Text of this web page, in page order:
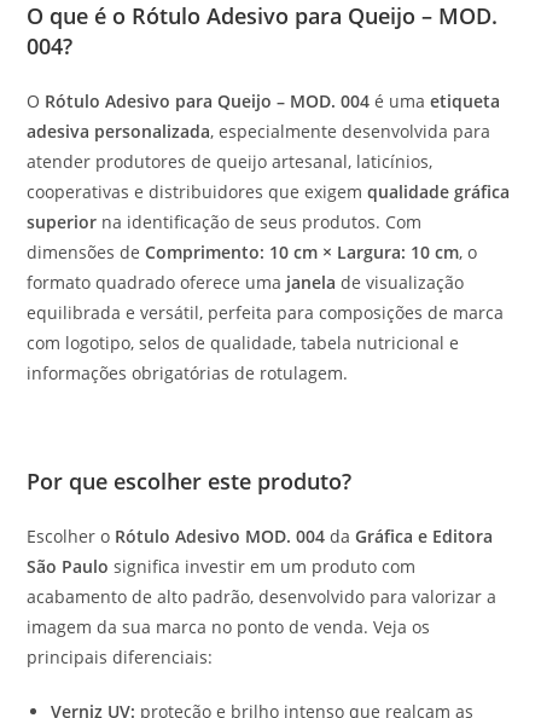
O que é o Rótulo Adesivo para Queijo – MOD.
004?
O Rótulo Adesivo para Queijo – MOD. 004 é umaetiqueta
adesiva personalizada, especialmente desenvolvida para
atender produtores de queijo artesanal, laticínios,
cooperativas e distribuidores que exigemqualidade gráfica
superior na identificação de seus produtos. Com
dimensões deComprimento: 10 cm × Largura: 10 cm, o
formato quadrado oferece uma janela de visualização
equilibrada e versátil, perfeita para composições de marca
com logotipo, selos de qualidade, tabela nutricional e
informações obrigatórias de rotulagem.
Por que escolher este produto?
Escolher o Rótulo Adesivo MOD. 004 daGráfica e Editora
São Paulo significa investir em um produto com
acabamento de alto padrão, desenvolvido para valorizar a
imagem da sua marca no ponto de venda. Veja os
principais diferenciais:
Verniz UV: proteção e brilho intenso que realçam as